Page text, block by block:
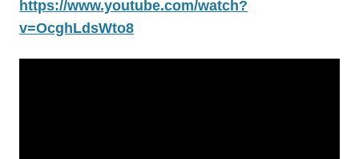
https://www.youtube.com/watch?
v=OcghLdsWto8